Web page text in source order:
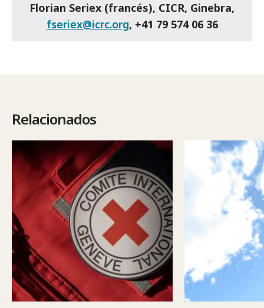
Florian Seriex (francés), CICR, Ginebra,
fseriex@icrc.org, +41 79 574 06 36
Relacionados